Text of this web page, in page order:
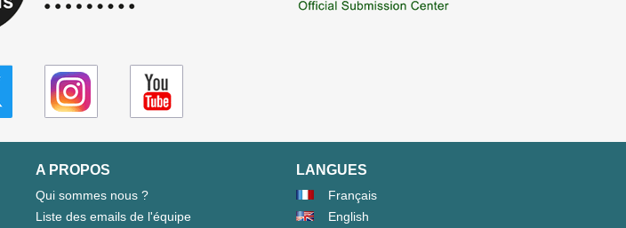
A PROPOS
Qui sommes nous ?
Liste des emails de l'équipe
LANGUES
Français
English